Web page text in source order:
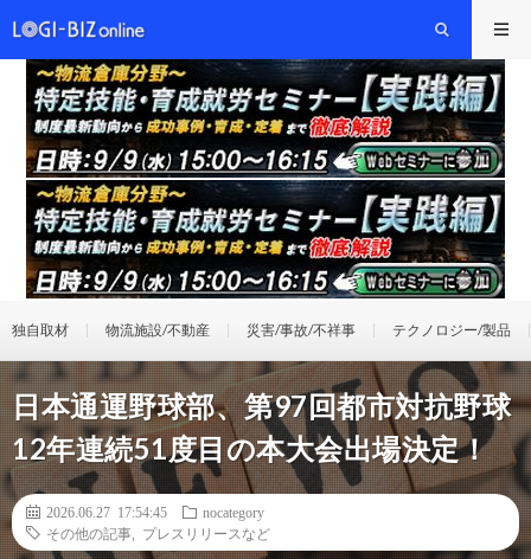
独自取材 物流施設/不動産 災害/事故/不祥事 テクノロジー/製品
日本通運野球部、第97回都市対抗野球
12年連続51度目の本大会出場決定！
2026.06.27 17:54:45
nocategory
その他の記事
プレスリリースなど